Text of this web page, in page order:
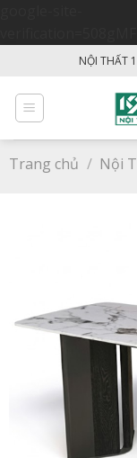
content
NỘI THẤT
Trang chủ / Nội